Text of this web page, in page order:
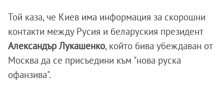
Той каза, че Киев има информация за скорошни
контакти между Русия и беларуския президент
Александър Лукашенко, който бива убеждаван от
Москва да се присъедини към "нова руска
офанзива".